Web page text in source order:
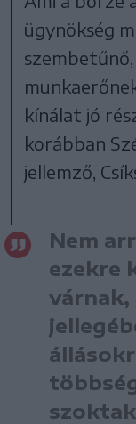
ügynökség
kínálat jó
korábban
jellemző,
Nem
ezekre
várnak,